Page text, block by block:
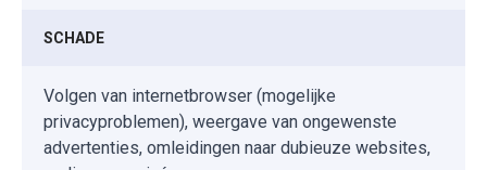
SCHADE
Volgen van internetbrowser (mogelijke
privacyproblemen), weergave van ongewenste
advertenties, omleidingen naar dubieuze websites,